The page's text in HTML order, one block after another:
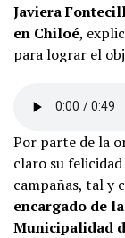
Javiera
en Chiloé,
para lograr el
Por parte de la
claro su
campañas, tal y
encargado de
Municipalidad